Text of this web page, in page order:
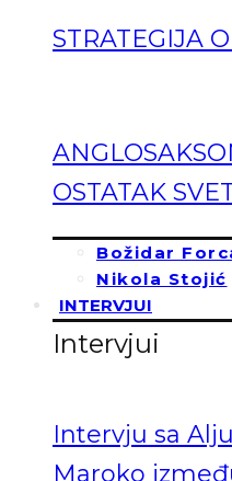
STRATEGIJA
OSTATAK
Božidar
Nikola Stojić
INTERVJUI
Intervjui
Intervju sa
Maroko